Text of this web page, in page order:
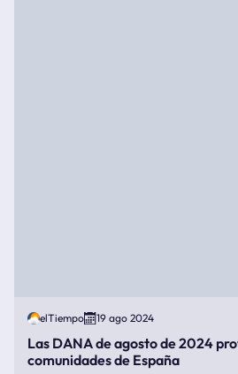
elTiempo 19 ago 2024
Las DANA de agosto de 2024
comunidades de España